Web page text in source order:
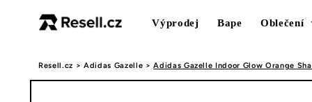
obsahu
Výprodej Bape Oblečení
Resell.cz > Adidas Gazelle > Adidas Gazelle Indoor Glow Orange
Přejít na